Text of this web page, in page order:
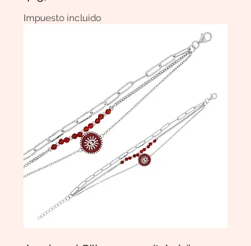
Impuesto incluido